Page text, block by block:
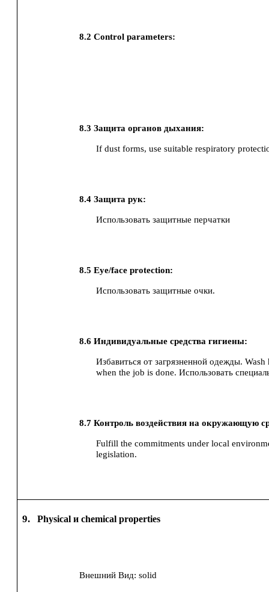
8.2 Control parameters:
8.3 Защита органов дыхания:
If dust forms, use suitable respiratory
8.4 Защита рук:
Использовать защитные перчатки
8.5 Eye/face protection:
Использовать защитные очки.
8.6 Индивидуальные средства гигиены:
Избавиться от загрязненной одежды. Wash
when the job is done. Использовать
8.7 Контроль воздействия на окружающую
Fulfill the commitments under local
legislation.
9. Physical и chemical properties
Внешний Вид: solid